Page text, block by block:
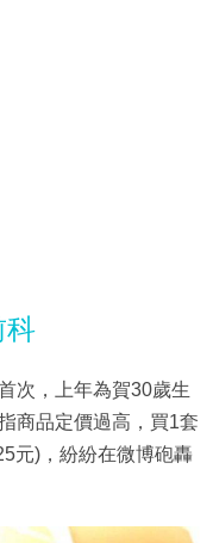
科
次，上年為賀30歲生
商品定價過高，買1套
元)，紛紛在微博砲轟